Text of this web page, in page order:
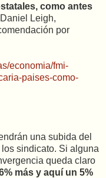
como antes
Leigh,
por
economia/fmi-
paises-como-
una subida del
sindicato. Si alguna
queda claro
más y aquí un 5%